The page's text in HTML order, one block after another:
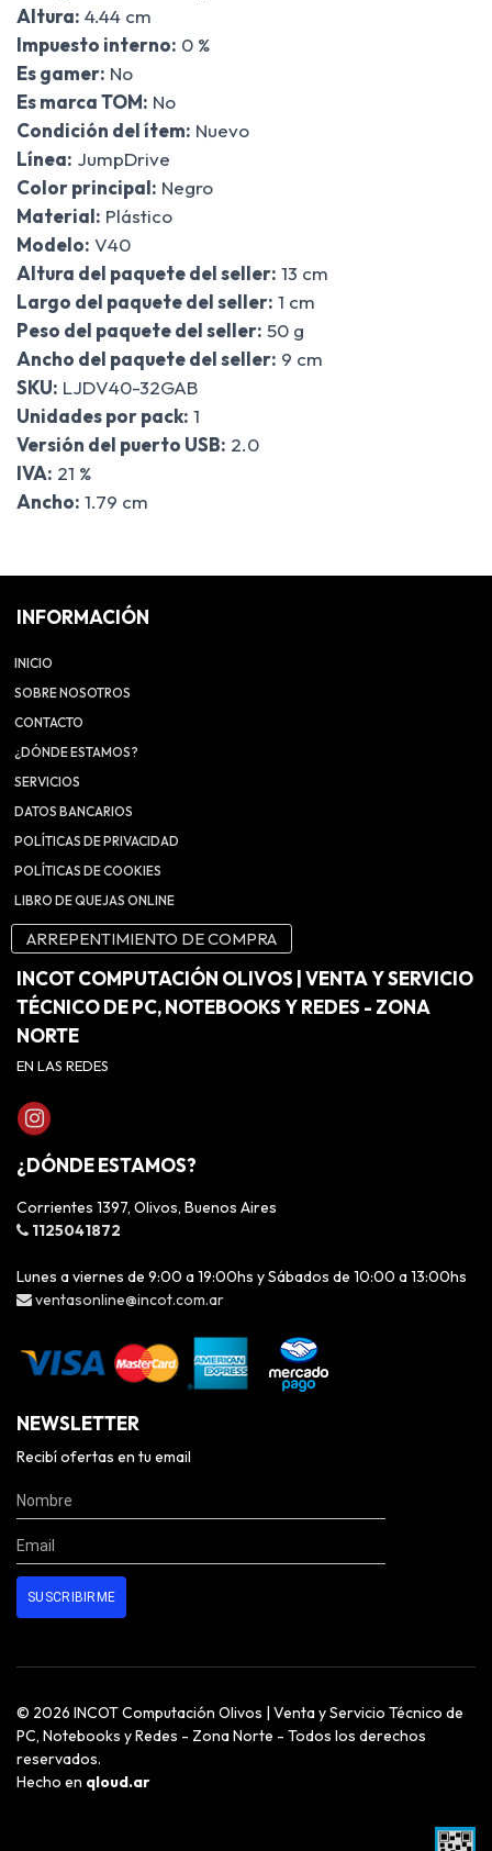
Altura: 4.44 cm
Impuesto interno: 0 %
Es gamer: No
Es marca TOM: No
Condición del ítem: Nuevo
Línea: JumpDrive
Color principal: Negro
Material: Plástico
Modelo: V40
Altura del paquete del seller: 13 cm
Largo del paquete del seller: 1 cm
Peso del paquete del seller: 50 g
Ancho del paquete del seller: 9 cm
SKU: LJDV40-32GAB
Unidades por pack: 1
Versión del puerto USB: 2.0
IVA: 21 %
Ancho: 1.79 cm
INFORMACIÓN
INICIO
SOBRE NOSOTROS
CONTACTO
¿DÓNDE ESTAMOS?
SERVICIOS
DATOS BANCARIOS
POLÍTICAS DE PRIVACIDAD
POLÍTICAS DE COOKIES
LIBRO DE QUEJAS ONLINE
ARREPENTIMIENTO DE COMPRA
INCOT COMPUTACIÓN OLIVOS | VENTA Y SERVICIO
TÉCNICO DE PC, NOTEBOOKS Y REDES - ZONA
NORTE
EN LAS REDES
¿DÓNDE ESTAMOS?
Corrientes 1397, Olivos, Buenos Aires
1125041872
Lunes a viernes de 9:00 a 19:00hs y Sábados de 10:00 a 13:00hs
ventasonline@incot.com.ar
NEWSLETTER
Recibí ofertas en tu email
© 2026 INCOT Computación Olivos | Venta y Servicio Técnico de
PC, Notebooks y Redes - Zona Norte - Todos los derechos
reservados.
Hecho en qloud.ar